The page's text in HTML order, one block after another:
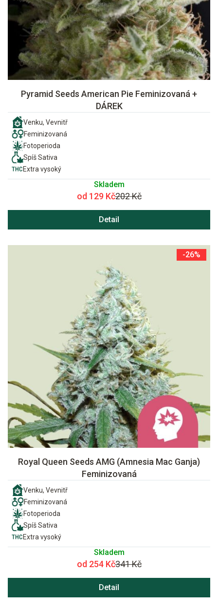
Pyramid Seeds American Pie Feminizovaná +
DÁREK
Venku, Vevnitř
Feminizovaná
Fotoperioda
Spíš Sativa
Extra vysoký
Skladem
od 129 Kč202 Kč
Detail
-26%
Royal Queen Seeds AMG (Amnesia Mac Ganja)
Feminizovaná
Venku, Vevnitř
Feminizovaná
Fotoperioda
Spíš Sativa
Extra vysoký
Skladem
od 254 Kč341 Kč
Detail